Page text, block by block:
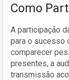
Como
A participação
para o sucesso
comparecer
presentes, a
transmissão